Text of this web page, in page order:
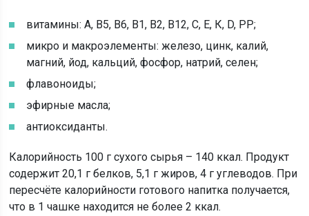
витамины: А, В5, В6, В1, В2, В12, С, Е, К, D, РР;
микро и макроэлементы: железо, цинк, калий,
магний, йод, кальций, фосфор, натрий, селен;
флавоноиды;
эфирные масла;
антиоксиданты.
Калорийность 100 г сухого сырья – 140 ккал. Продукт
содержит 20,1 г белков, 5,1 г жиров, 4 г углеводов. При
пересчёте калорийности готового напитка получается,
что в 1 чашке находится не более 2 ккал.